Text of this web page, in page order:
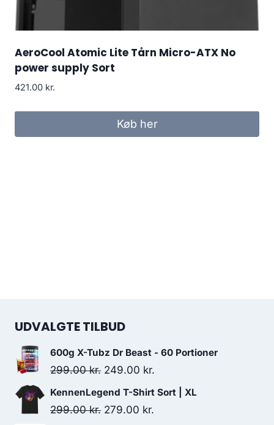
AeroCool Atomic Lite Tårn Micro-ATX No
power supply Sort
421.00 kr.
Køb her
UDVALGTE TILBUD
600g X-Tubz Dr Beast - 60 Portioner
299.00kr. Original
price
was:
249.00 kr.
price
KennenLegend T-Shirt Sort | XL
299.00kr. Original
279.00 kr.